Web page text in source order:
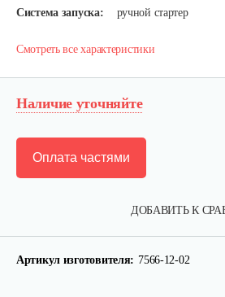
Система запуска:
ручной стартер
Смотреть все характеристики
Наличие уточняйте
ДОБАВИТЬ К
Оплата частями
Артикул изготовителя: 7566-12-02